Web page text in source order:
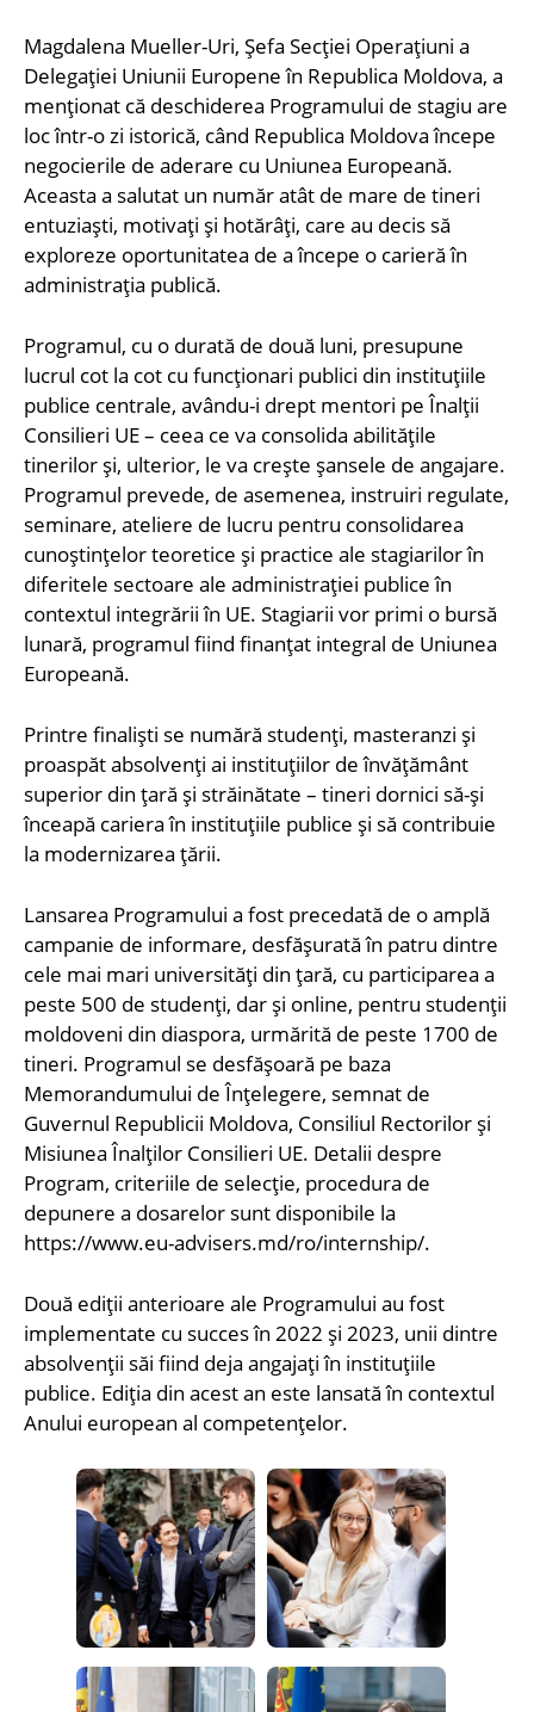
Magdalena Mueller-Uri, Șefa Secției Operațiuni a
Delegației Uniunii Europene în Republica Moldova, a
menționat că deschiderea Programului de stagiu are
loc într-o zi istorică, când Republica Moldova începe
negocierile de aderare cu Uniunea Europeană.
Aceasta a salutat un număr atât de mare de tineri
entuziaști, motivați și hotărâți, care au decis să
exploreze oportunitatea de a începe o carieră în
administrația publică.
Programul, cu o durată de două luni, presupune
lucrul cot la cot cu funcționari publici din instituțiile
publice centrale, avându-i drept mentori pe Înalții
Consilieri UE – ceea ce va consolida abilitățile
tinerilor și, ulterior, le va crește șansele de angajare.
Programul prevede, de asemenea, instruiri regulate,
seminare, ateliere de lucru pentru consolidarea
cunoștințelor teoretice și practice ale stagiarilor în
diferitele sectoare ale administrației publice în
contextul integrării în UE. Stagiarii vor primi o bursă
lunară, programul fiind finanțat integral de Uniunea
Europeană.
Printre finalişti se numără studenţi, masteranzi şi
proaspăt absolvenţi ai instituţiilor de învăţământ
superior din ţară şi străinătate – tineri dornici să-şi
înceapă cariera în instituţiile publice şi să contribuie
la modernizarea ţării.
Lansarea Programului a fost precedată de o amplă
campanie de informare, desfășurată în patru dintre
cele mai mari universități din țară, cu participarea a
peste 500 de studenți, dar și online, pentru studenții
moldoveni din diaspora, urmărită de peste 1700 de
tineri. Programul se desfășoară pe baza
Memorandumului de Înțelegere, semnat de
Guvernul Republicii Moldova, Consiliul Rectorilor și
Misiunea Înalților Consilieri UE. Detalii despre
Program, criteriile de selecție, procedura de
depunere a dosarelor sunt disponibile la
https://www.eu-advisers.md/ro/internship/.
Două ediții anterioare ale Programului au fost
implementate cu succes în 2022 și 2023, unii dintre
absolvenții săi fiind deja angajați în instituțiile
publice. Ediția din acest an este lansată în contextul
Anului european al competențelor.